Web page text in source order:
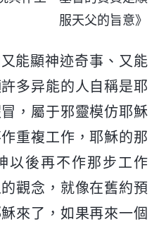
服天父的旨意》
能顯神迹奇事、又能
多异能的人自稱是耶
，屬于邪靈模仿耶穌
重複工作，耶穌的那
以後再不作那步工作
觀念，就像在舊約預
來了，如果再來一個